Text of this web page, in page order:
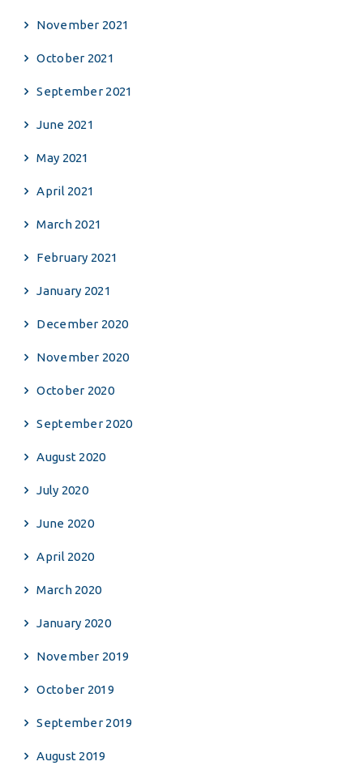
November 2021
October 2021
September 2021
June 2021
May 2021
April 2021
March 2021
February 2021
January 2021
December 2020
November 2020
October 2020
September 2020
August 2020
July 2020
June 2020
April 2020
March 2020
January 2020
November 2019
October 2019
September 2019
August 2019